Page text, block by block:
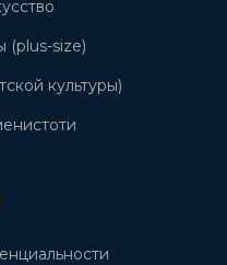
size)
культуры)